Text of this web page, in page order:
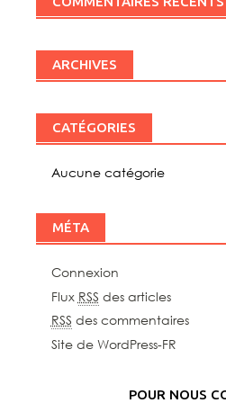
ARCHIVES
CATÉGORIES
Aucune catégorie
MÉTA
Connexion
Flux RSS des articles
RSS des commentaires
Site de WordPress-FR
POUR NOUS